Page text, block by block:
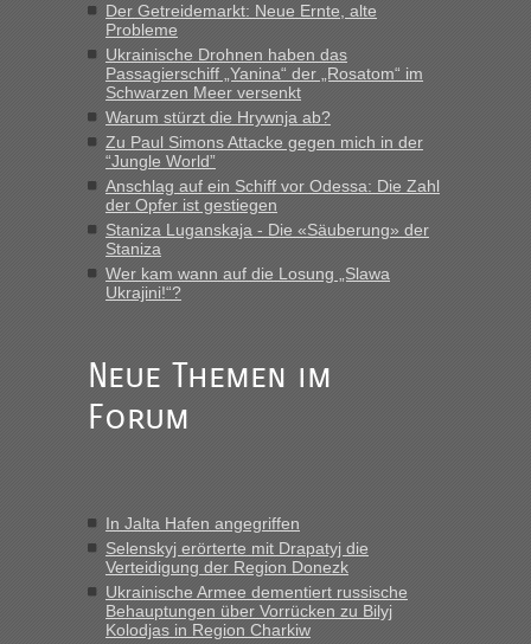
MHG1023 inBerichte und Reisetipps • Re: Mit dem Zug in
die Ukraine
„Man sollte aber explizit dazu schreiben, daß es ein Zug von
LeoExpress ist - und nur auf deren Webseite kann man die
Fahrkarten kaufen. Zumindest ist es die erste Umsteigefreie
Verbindung von Deutschland...“
Recht, Visa und Dokumente • Re: Deklaration
gebrauchter Kleidung beim Zoll
„Vielen Dank, mit einem Briefchen meiner Frau im Gepäck
gab es keine Probleme“
fast 11 Milliarden aufgedeckt
„Am besten wäre natürlich, wenn die Frau mit dabei ist.
Alleinreisende Männer stehen schließlich immer unter
Milliarden aufgedeckt
„Kein Zoll. Du musst an sich nur sagen dass das privat ist
und du nicht damit handeln willst. So lange das nicht
Originalverpackt ist und ersichlich das nicht neu sollte es
keine Probleme geben“
Der Getreidemarkt: Neue Ernte, alte
Probleme
Ukrainische Drohnen haben das
Passagierschiff „Yanina“ der „Rosatom“ im
Schwarzen Meer versenkt
Warum stürzt die Hrywnja ab?
Zu Paul Simons Attacke gegen mich in der
“Jungle World”
Anschlag auf ein Schiff vor Odessa: Die Zahl
der Opfer ist gestiegen
Staniza Luganskaja - Die «Säuberung» der
Staniza
Wer kam wann auf die Losung „Slawa
Ukrajini!“?
Neue Themen im
Forum
In Jalta Hafen angegriffen
Selenskyj erörterte mit Drapatyj die
Verteidigung der Region Donezk
Ukrainische Armee dementiert russische
Behauptungen über Vorrücken zu Bilyj
Kolodjas in Region Charkiw